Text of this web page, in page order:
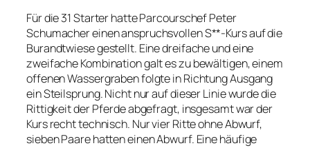
Für die 31 Starter hatte Parcourschef Peter
Schumacher einen anspruchsvollen S**-Kurs auf die
Burandtwiese gestellt. Eine dreifache und eine
zweifache Kombination galt es zu bewältigen, einem
offenen Wassergraben folgte in Richtung Ausgang
ein Steilsprung. Nicht nur auf dieser Linie wurde die
Rittigkeit der Pferde abgefragt, insgesamt war der
Kurs recht technisch. Nur vier Ritte ohne Abwurf,
sieben Paare hatten einen Abwurf. Eine häufige